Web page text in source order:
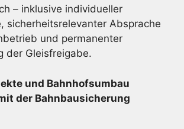
– inklusive individueller
sicherheitsrelevanter Absprache
und permanenter
der Gleisfreigabe.
und Bahnhofsumbau
der Bahnbau­sicherung